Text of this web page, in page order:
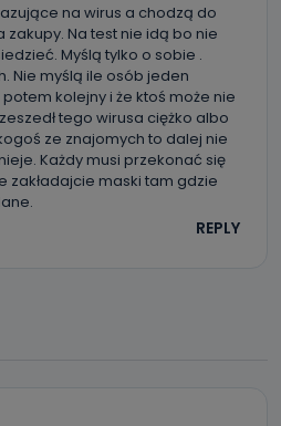
na wirus a chodzą do
Na test nie idą bo nie
Myślą tylko o sobie .
Nie myślą ile osób jeden
kolejny i że ktoś może nie
tego wirusa ciężko albo
ze znajomych to dalej nie
Każdy musi przekonać się
zakładajcie maski tam gdzie
REPLY